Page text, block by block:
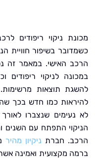
ניקוי ריפודים לרכב היא
בשיפור חוויית הניקוי
האישי. במאמר זה נסקור
לניקוי ריפודים וכן
תוצאות מרשימות. מכונת
כמו חדש בכך שהיא
שנצברו לאורך זמן.
התפתח עם השנים והפך
חברתניקיון מהירמעניקה
מקצועית ואמינה אשר הופכת